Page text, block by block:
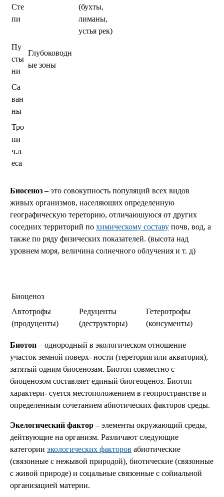
Сте
пи
(бухты,
лиманы,
устья рек)
Пу
сты
ни
Глубоководн
ые зоны
Са
ван
ны
Тро
пи
ч.л
еса
Биосеноз –это совокупность популяций всех видов
живых организмов, населяюших определенную
географическую тереторию, отличаюшуюся от других
соседних территорий по химическому составу почв, вод, а
также по ряду физических показателей. (высота над
уровнем моря, величина солнечного облучения и т. д)
Биоценоз
Автотрофы
(продуценты)
Редуценты
(деструкторы)
Гетеротрофы
(консументы)
Биотоп – однородный в экологическом отношение
участок земной поверх- ности (теретория или акватория),
затятый одним биосенозам. Биотоп совместно с
биоценозом составляет единый биогеоценоз. Биотоп
характери- суется местоположением в геопространстве и
определенным сочетанием абиотических факторов среды.
Экелогический фактор – элементы окружающий среды,
дейтвующие на организм. Различают следующие
категории экологических факторов абиотические
(связонные с нежывой природой), биотические (связонные
с живой природе) и соцальные связонные с сойиальной
организацией материи.